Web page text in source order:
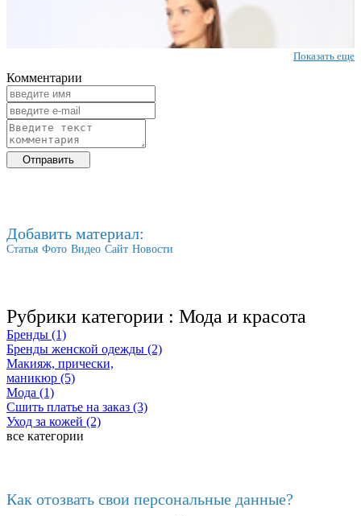
Показать еще
Комментарии
Добавить материал:
Статья Фото Видео Сайт Новости
Рубрики категории : Мода и красота
Бренды (1)
Бренды женской одежды (2)
Макияж, прически,
маникюр (5)
Мода (1)
Сшить платье на заказ (3)
Уход за кожей (2)
все категории
Как отозвать свои персональные данные?